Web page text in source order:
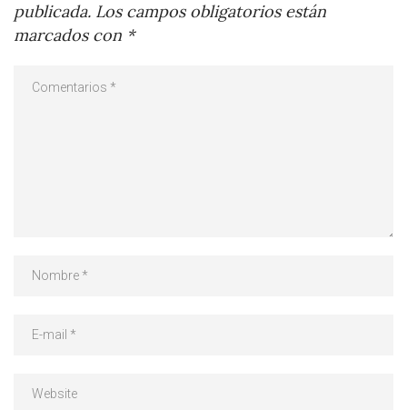
publicada. Los campos obligatorios están
marcados con *